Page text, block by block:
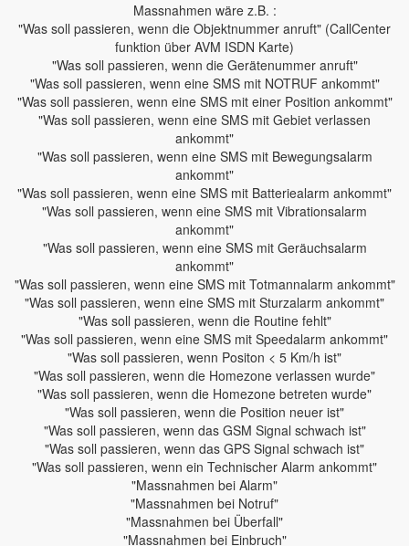
Massnahmen wäre z.B. :
"Was soll passieren, wenn die Objektnummer anruft" (CallCenter
funktion über AVM ISDN Karte)
"Was soll passieren, wenn die Gerätenummer anruft"
"Was soll passieren, wenn eine SMS mit NOTRUF ankommt"
"Was soll passieren, wenn eine SMS mit einer Position ankommt"
"Was soll passieren, wenn eine SMS mit Gebiet verlassen
ankommt"
"Was soll passieren, wenn eine SMS mit Bewegungsalarm
ankommt"
"Was soll passieren, wenn eine SMS mit Batteriealarm ankommt"
"Was soll passieren, wenn eine SMS mit Vibrationsalarm
ankommt"
"Was soll passieren, wenn eine SMS mit Geräuchsalarm
ankommt"
"Was soll passieren, wenn eine SMS mit Totmannalarm ankommt"
"Was soll passieren, wenn eine SMS mit Sturzalarm ankommt"
"Was soll passieren, wenn die Routine fehlt"
"Was soll passieren, wenn eine SMS mit Speedalarm ankommt"
"Was soll passieren, wenn Positon < 5 Km/h ist"
"Was soll passieren, wenn die Homezone verlassen wurde"
"Was soll passieren, wenn die Homezone betreten wurde"
"Was soll passieren, wenn die Position neuer ist"
"Was soll passieren, wenn das GSM Signal schwach ist"
"Was soll passieren, wenn das GPS Signal schwach ist"
"Was soll passieren, wenn ein Technischer Alarm ankommt"
"Massnahmen bei Alarm"
"Massnahmen bei Notruf"
"Massnahmen bei Überfall"
"Massnahmen bei Einbruch"